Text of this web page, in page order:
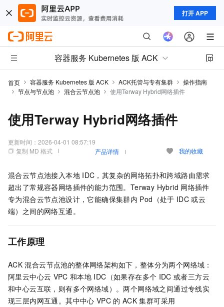
打开 APP
容器服务 Kubernetes 版 ACK
首页 容器服务 Kubernetes 版 ACK ACK托管与专有集群
操作指南
节点与节点池
混合云节点池 使用Terway Hybrid网络插件
使用Terway Hybrid网络插件
更新时间： 2026-04-01 08:57:19
复制 MD 格式
产品详情 我的收藏
混合云节点池接入本地 IDC，其复杂的网络拓扑和跨域路由需求
超出了常规容器网络插件的能力范围。Terway Hybrid 网络插件
专为混合云节点池设计，它能确保集群内 Pod（处于 IDC 或云
端）之间的网络互通。
工作原理
ACK 混合云节点池的整体网络架构如下，整体分为两个网络域：
阿里云中心云 VPC 和本地 IDC（如果存在多个 IDC 或者三方云
和中心云互联，则有多个网络域）。两个网络域之间通过专线实
现三层内网互通。其中中心 VPC 的 ACK 集群可采用